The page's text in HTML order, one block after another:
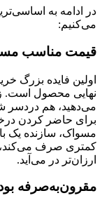
در ادامه به
می‌کنیم:
قیمت مناسب
اولین فایده بزرگ
نهایی محصول است.
می‌دهید، هم دردسر
برای حاضر کردن
مسواک، سازنده یک
کمتری صرف می‌کند،
ارزان‌تر در می‌آید.
مقرون‌به‌صرفه